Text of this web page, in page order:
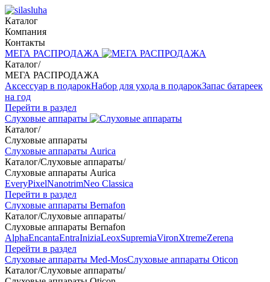
Каталог
Компания
Контакты
МЕГА РАСПРОДАЖА
Каталог/
МЕГА РАСПРОДАЖА
Аксессуар в подарокНабор для ухода в подарокЗапас батареек
на год
Перейти в раздел
Слуховые аппараты
Каталог/
Слуховые аппараты
Слуховые аппараты Aurica
Каталог/Слуховые аппараты/
Слуховые аппараты Aurica
EveryPixelNanotrimNeo Classica
Перейти в раздел
Слуховые аппараты Bernafon
Каталог/Слуховые аппараты/
Слуховые аппараты Bernafon
AlphaEncantaEntraIniziaLeoxSupremiaVironXtremeZerena
Перейти в раздел
Слуховые аппараты Med-MosСлуховые аппараты Oticon
Каталог/Слуховые аппараты/